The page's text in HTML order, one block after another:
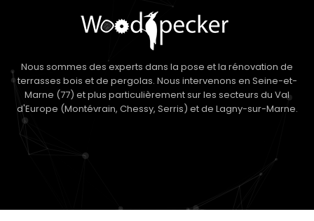
Nous sommes des experts dans la pose et la rénovation de
terrasses bois et de pergolas. Nous intervenons en Seine-et-
Marne (77) et plus particulièrement sur les secteurs du Val
d'Europe (Montévrain, Chessy, Serris) et de Lagny-sur-Marne.